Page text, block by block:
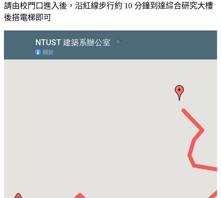
請由校門口進入後，沿紅線步行約 10 分鐘到達綜合研究大樓
後搭電梯即可